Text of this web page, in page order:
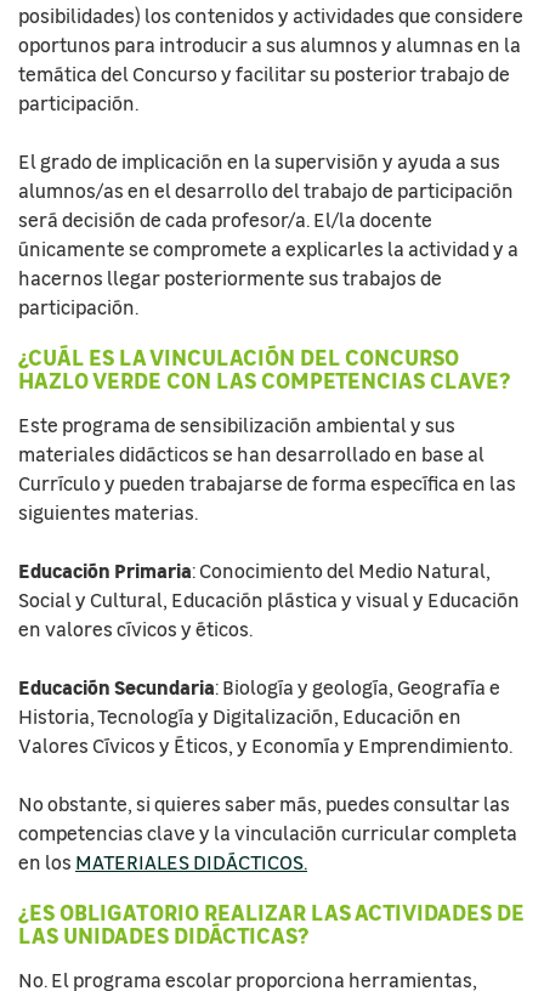
posibilidades) los contenidos y actividades que considere
oportunos para introducir a sus alumnos y alumnas en la
temática del Concurso y facilitar su posterior trabajo de
participación.
El grado de implicación en la supervisión y ayuda a sus
alumnos/as en el desarrollo del trabajo de participación
será decisión de cada profesor/a. El/la docente
únicamente se compromete a explicarles la actividad y a
hacernos llegar posteriormente sus trabajos de
participación.
¿CUÁL ES LA VINCULACIÓN DEL CONCURSO
HAZLO VERDE CON LAS COMPETENCIAS CLAVE?
Este programa de sensibilización ambiental y sus
materiales didácticos se han desarrollado en base al
Currículo y pueden trabajarse de forma específica en las
siguientes materias.
Educación Primaria: Conocimiento del Medio Natural,
Social y Cultural, Educación plástica y visual y Educación
en valores cívicos y éticos.
Educación Secundaria: Biología y geología, Geografía e
Historia, Tecnología y Digitalización, Educación en
Valores Cívicos y Éticos, y Economía y Emprendimiento.
No obstante, si quieres saber más, puedes consultar las
competencias clave y la vinculación curricular completa
en los MATERIALES DIDÁCTICOS.
¿ES OBLIGATORIO REALIZAR LAS ACTIVIDADES DE
LAS UNIDADES DIDÁCTICAS?
No. El programa escolar proporciona herramientas,